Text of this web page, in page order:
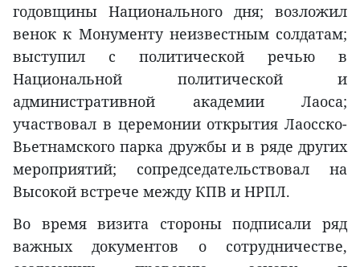
годовщины Национального дня; возложил
венок к Монументу неизвестным солдатам;
выступил с политической речью в
Национальной политической и
административной академии Лаоса;
участвовал в церемонии открытия Лаосско-
Вьетнамского парка дружбы и в ряде других
мероприятий; сопредседательствовал на
Высокой встрече между КПВ и НРПЛ.
Во время визита стороны подписали ряд
важных документов о сотрудничестве,